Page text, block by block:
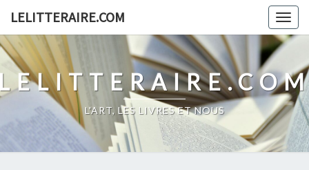
content
LELITTERAIRE.COM
L'ART, LES LIVRES ET NOUS